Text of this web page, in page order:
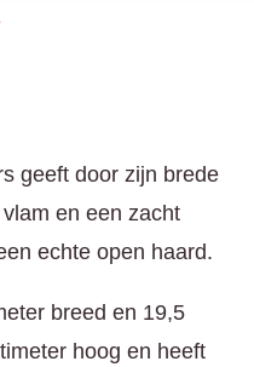
geeft door zijn brede
en een zacht
echte open haard.
breed en 19,5
hoog en heeft